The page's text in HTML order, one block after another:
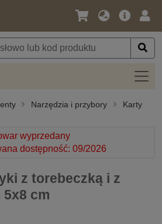
Język
Waluta
Oferta
Narzędzia i przybory
Karty
wyprzedany
dostępność: 09/2026
z torebeczką i z
5x8 cm